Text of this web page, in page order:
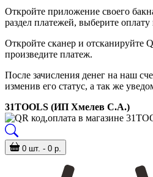
Откройте приложение своего
раздел платежей, выберите
Откройте сканер и отсканируйте
произведите платеж.
После зачисления денег на наш
изменив его статус, а так же
31TOOLS (ИП Хмелев С.А.)
0 шт. - 0 р.